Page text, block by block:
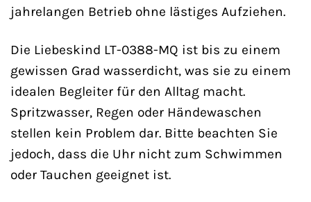
jahrelangen Betrieb ohne lästiges Aufziehen.
Die Liebeskind LT-0388-MQ ist bis zu einem
gewissen Grad wasserdicht, was sie zu einem
idealen Begleiter für den Alltag macht.
Spritzwasser, Regen oder Händewaschen
stellen kein Problem dar. Bitte beachten Sie
jedoch, dass die Uhr nicht zum Schwimmen
oder Tauchen geeignet ist.